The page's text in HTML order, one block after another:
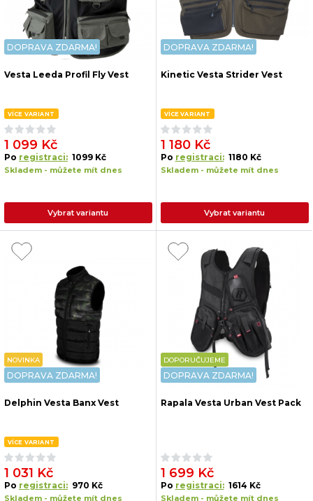
DOPRAVA ZDARMA!
Vesta Leeda Profil Fly Vest
VÍCE VARIANT
1 099 Kč
Po registraci: 1099 Kč
Skladem - můžete mít dnes
Vybrat variantu
DOPRAVA ZDARMA!
Kinetic Vesta Strider Vest
VÍCE VARIANT
1 180 Kč
Po registraci: 1180 Kč
Skladem - můžete mít dnes
Vybrat variantu
NOVINKA
DOPRAVA ZDARMA!
Delphin Vesta Banx Vest
VÍCE VARIANT
1 031 Kč
Po registraci: 970 Kč
Skladem - můžete mít dnes
DOPORUČUJEME
DOPRAVA ZDARMA!
Rapala Vesta Urban Vest Pack
1 699 Kč
Po registraci: 1614 Kč
Skladem - můžete mít dnes